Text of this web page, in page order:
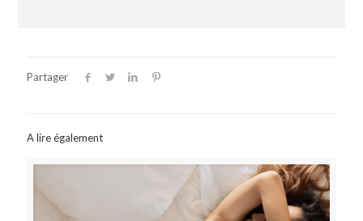
Partager
A lire également